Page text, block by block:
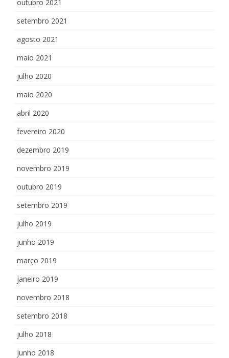
outubro 2021
setembro 2021
agosto 2021
maio 2021
julho 2020
maio 2020
abril 2020
fevereiro 2020
dezembro 2019
novembro 2019
outubro 2019
setembro 2019
julho 2019
junho 2019
março 2019
janeiro 2019
novembro 2018
setembro 2018
julho 2018
junho 2018